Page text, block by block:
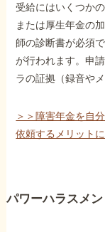
受給にはいくつか
または厚生年金の
師の診断書が必須
が行われます。申
ラの証拠（録音や
＞＞障害年金を自
依頼するメリット
パワーハラスメ